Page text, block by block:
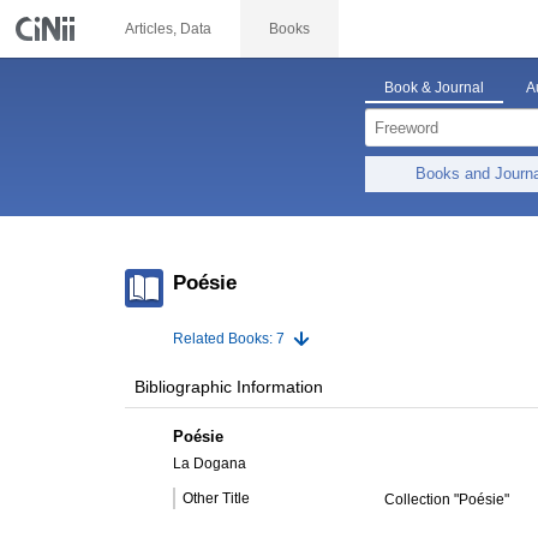
Articles, Data Books
Book & Journal
Books and
Poésie
Related Books: 7
Bibliographic Information
Poésie
La Dogana
Other Title Collection "Poésie"